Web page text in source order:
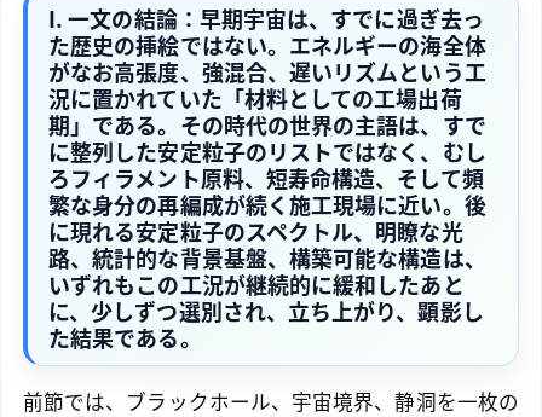
I. 一文の結論：早期宇宙は、すでに過ぎ去っ
た歴史の挿絵ではない。エネルギーの海全体
がなお高張度、強混合、遅いリズムという工
況に置かれていた「材料としての工場出荷
期」である。その時代の世界の主語は、すで
に整列した安定粒子のリストではなく、むし
ろフィラメント原料、短寿命構造、そして頻
繁な身分の再編成が続く施工現場に近い。後
に現れる安定粒子のスペクトル、明瞭な光
路、統計的な背景基盤、構築可能な構造は、
いずれもこの工況が継続的に緩和したあと
に、少しずつ選別され、立ち上がり、顕影し
た結果である。
前節では、ブラックホール、宇宙境界、静洞を一枚の